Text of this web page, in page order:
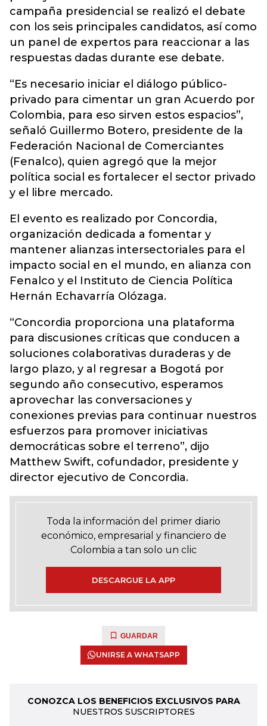
campaña presidencial se realizó el debate
con los seis principales candidatos, así como
un panel de expertos para reaccionar a las
respuestas dadas durante ese debate.
“Es necesario iniciar el diálogo público-
privado para cimentar un gran Acuerdo por
Colombia, para eso sirven estos espacios”,
señaló Guillermo Botero, presidente de la
Federación Nacional de Comerciantes
(Fenalco), quien agregó que la mejor
política social es fortalecer el sector privado
y el libre mercado.
El evento es realizado por Concordia,
organización dedicada a fomentar y
mantener alianzas intersectoriales para el
impacto social en el mundo, en alianza con
Fenalco y el Instituto de Ciencia Política
Hernán Echavarría Olózaga.
“Concordia proporciona una plataforma
para discusiones críticas que conducen a
soluciones colaborativas duraderas y de
largo plazo, y al regresar a Bogotá por
segundo año consecutivo, esperamos
aprovechar las conversaciones y
conexiones previas para continuar nuestros
esfuerzos para promover iniciativas
democráticas sobre el terreno”, dijo
Matthew Swift, cofundador, presidente y
director ejecutivo de Concordia.
Toda la información del primer diario
económico, empresarial y financiero de
Colombia a tan solo un clic
DESCARGUE LA APP
GUARDAR
UNIRSE A WHATSAPP
CONOZCA LOS BENEFICIOS EXCLUSIVOS PARA
NUESTROS SUSCRIPTORES